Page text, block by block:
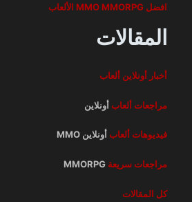
افضل MMO MMORPG الألعاب
المقالات
أخبار أونلاين ألعاب
مراجعات ألعاب أونلاين
فيديوهات ألعاب أونلاين MMO
مراجعات سريعة
كل المقالات